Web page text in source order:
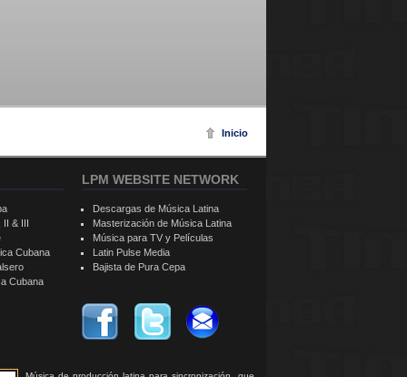
Inicio
II & III
Cubana
Cubana
LPM WEBSITE NETWORK
Descargas de Música Latina
Masterización de Música Latina
Música para TV y Películas
Latin Pulse Media
Bajista de Pura Cepa